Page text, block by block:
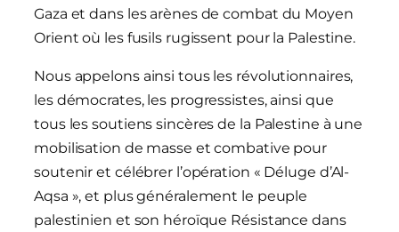
Gaza et dans les arènes de combat du Moyen
Orient où les fusils rugissent pour la Palestine.
Nous appelons ainsi tous les révolutionnaires,
les démocrates, les progressistes, ainsi que
tous les soutiens sincères de la Palestine à une
mobilisation de masse et combative pour
soutenir et célébrer l’opération « Déluge d’Al-
Aqsa », et plus généralement le peuple
palestinien et son héroïque Résistance dans